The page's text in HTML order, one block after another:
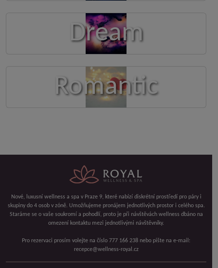
Dream
Romantic
Nové, luxusní wellness a spa v Praze 9, které nabízí diskrétní prostředí pro páry i
skupiny do 4 osob v zóně. Umožňujeme pronájem jednotlivých prostor i celého spa.
Staráme se o vaše soukromí a pohodlí, proto je při návštěvách wellness dbáno na
omezení kontaktu mezi jednotlivými návštěvníky.
Pro rezervaci prosím volejte na číslo 777 166 238 nebo pište na e-mail:
recepce@wellness-royal.cz